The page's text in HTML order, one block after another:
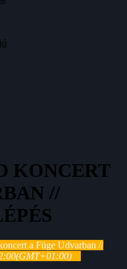
KONCERT
//
a Füge Udvarban //
(GMT+01:00)